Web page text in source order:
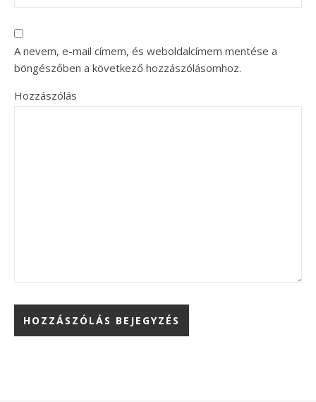
A nevem, e-mail címem, és weboldalcímem mentése a
böngészőben a következő hozzászólásomhoz.
Hozzászólás